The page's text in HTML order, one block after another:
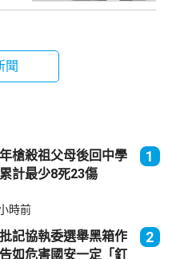
聞
槍殺祖父母後回中學
計最少8死23傷
1
時前
記協執委選舉黑箱作
如危害國安一定「釘
2